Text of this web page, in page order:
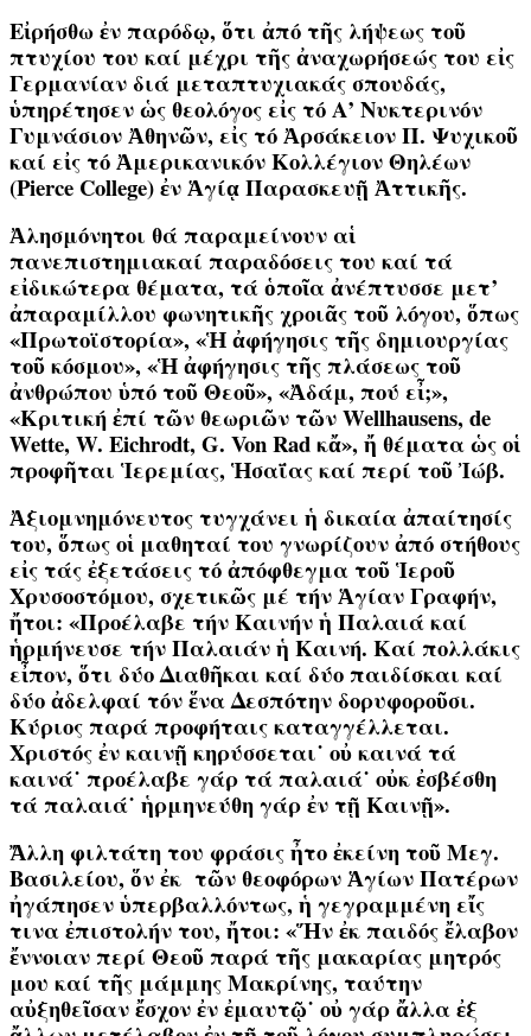
Εἰρήσθω ἐν παρόδῳ, ὅτι ἀπό τῆς λήψεως τοῦ
πτυχίου του καί μέχρι τῆς ἀναχωρήσεώς του εἰς
Γερμανίαν διά μεταπτυχιακάς σπουδάς,
ὑπηρέτησεν ὡς θεολόγος εἰς τό Α’ Νυκτερινόν
Γυμνάσιον Ἀθηνῶν, εἰς τό Ἀρσάκειον Π. Ψυχικοῦ
καί εἰς τό Ἀμερικανικόν Κολλέγιον Θηλέων
(Pierce College) ἐν Ἁγίᾳ Παρασκευῇ Ἀττικῆς.
Ἀλησμόνητοι θά παραμείνουν αἱ
πανεπιστημιακαί παραδόσεις του καί τά
εἰδικώτερα θέματα, τά ὁποῖα ἀνέπτυσσε μετ’
ἀπαραμίλλου φωνητικῆς χροιᾶς τοῦ λόγου, ὅπως
«Πρωτοϊστορία», «Ἡ ἀφήγησις τῆς δημιουργίας
τοῦ κόσμου», «Ἡ ἀφήγησις τῆς πλάσεως τοῦ
ἀνθρώπου ὑπό τοῦ Θεοῦ», «Ἀδάμ, πού εἶ;»,
«Κριτική ἐπί τῶν θεωριῶν τῶν Wellhausens, de
Wette, W. Eichrodt, G. Von Rad κἄ», ἤ θέματα ὡς οἱ
προφῆται Ἱερεμίας, Ἡσαΐας καί περί τοῦ Ἰώβ.
Ἀξιομνημόνευτος τυγχάνει ἡ δικαία ἀπαίτησίς
του, ὅπως οἱ μαθηταί του γνωρίζουν ἀπό στήθους
εἰς τάς ἐξετάσεις τό ἀπόφθεγμα τοῦ Ἱεροῦ
Χρυσοστόμου, σχετικῶς μέ τήν Ἁγίαν Γραφήν,
ἤτοι: «Προέλαβε τήν Καινήν ἡ Παλαιά καί
ἡρμήνευσε τήν Παλαιάν ἡ Καινή. Καί πολλάκις
εἶπον, ὅτι δύο Διαθῆκαι καί δύο παιδίσκαι καί
δύο ἀδελφαί τόν ἕνα Δεσπότην δορυφοροῦσι.
Κύριος παρά προφήταις καταγγέλλεται.
Χριστός ἐν καινῇ κηρύσσεται˙ οὐ καινά τά
καινά˙ προέλαβε γάρ τά παλαιά˙ οὐκ ἐσβέσθη
τά παλαιά˙ ἡρμηνεύθη γάρ ἐν τῇ Καινῇ».
Ἄλλη φιλτάτη του φράσις ἦτο ἐκείνη τοῦ Μεγ.
Βασιλείου, ὅν ἐκ τῶν θεοφόρων Ἁγίων Πατέρων
ἠγάπησεν ὑπερβαλλόντως, ἡ γεγραμμένη εἴς
τινα ἐπιστολήν του, ἤτοι: «Ἥν ἐκ παιδός ἔλαβον
ἔννοιαν περί Θεοῦ παρά τῆς μακαρίας μητρός
μου καί τῆς μάμμης Μακρίνης, ταύτην
αὐξηθεῖσαν ἔσχον ἐν ἐμαυτῷ˙ οὐ γάρ ἄλλα ἐξ